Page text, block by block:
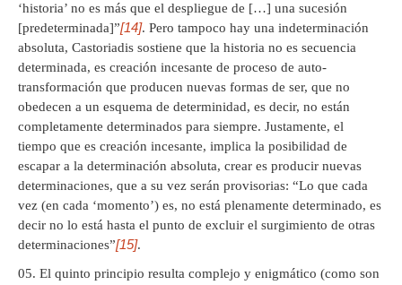
‘historia’ no es más que el despliegue de […] una sucesión
[predeterminada]”[14]. Pero tampoco hay una indeterminación
absoluta, Castoriadis sostiene que la historia no es secuencia
determinada, es creación incesante de proceso de auto-
transformación que producen nuevas formas de ser, que no
obedecen a un esquema de determinidad, es decir, no están
completamente determinados para siempre. Justamente, el
tiempo que es creación incesante, implica la posibilidad de
escapar a la determinación absoluta, crear es producir nuevas
determinaciones, que a su vez serán provisorias: “Lo que cada
vez (en cada ‘momento’) es, no está plenamente determinado, es
decir no lo está hasta el punto de excluir el surgimiento de otras
determinaciones”[15].
El quinto principio resulta complejo y enigmático (como son